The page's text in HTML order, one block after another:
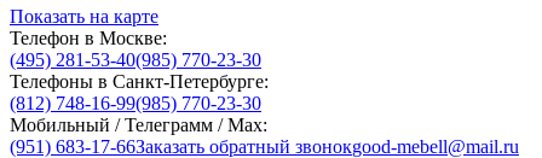
Показать на карте
Телефон в Москве:
(495) 281-53-40(985) 770-23-30
Телефоны в Санкт-Петербурге:
(812) 748-16-99(985) 770-23-30
Мобильный / Телеграмм / Max:
(951) 683-17-66Заказать обратный звонокgood-mebell@mail.ru